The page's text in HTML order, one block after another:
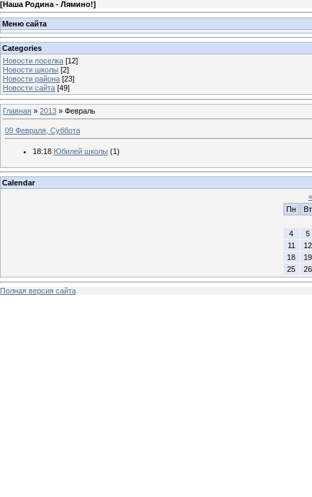
[Наша Родина - Лямино!]
Меню сайта
Categories
Новости поселка [12]
Новости школы [2]
Новости района [23]
Новости сайта [49]
Главная » 2013 » Февраль
09 Февраля, Суббота
18:18 Юбилей школы (1)
Calendar
«
Пн
Вт
4
5
11
12
18
19
25
26
Полная версия сайта